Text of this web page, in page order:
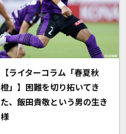
【ライターコラム「春夏秋
橙」】困難を切り拓いてき
た、飯田貴敬という男の生き
様